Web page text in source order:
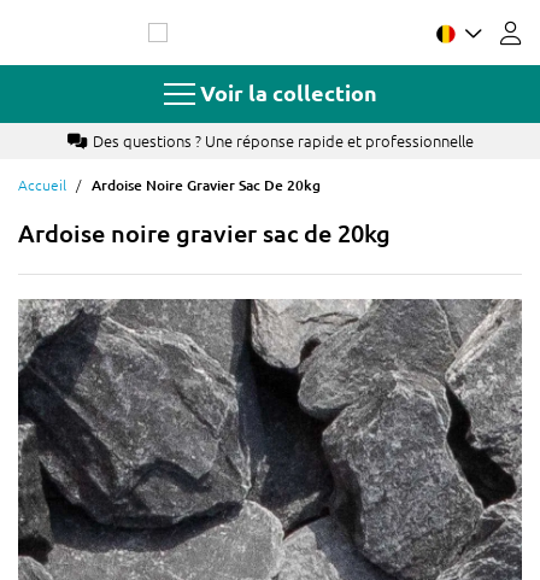
contenu
Voir la collection
Des questions ? Une réponse rapide et professionnelle
Accueil Ardoise Noire Gravier Sac De 20kg
Ardoise noire gravier sac de 20kg